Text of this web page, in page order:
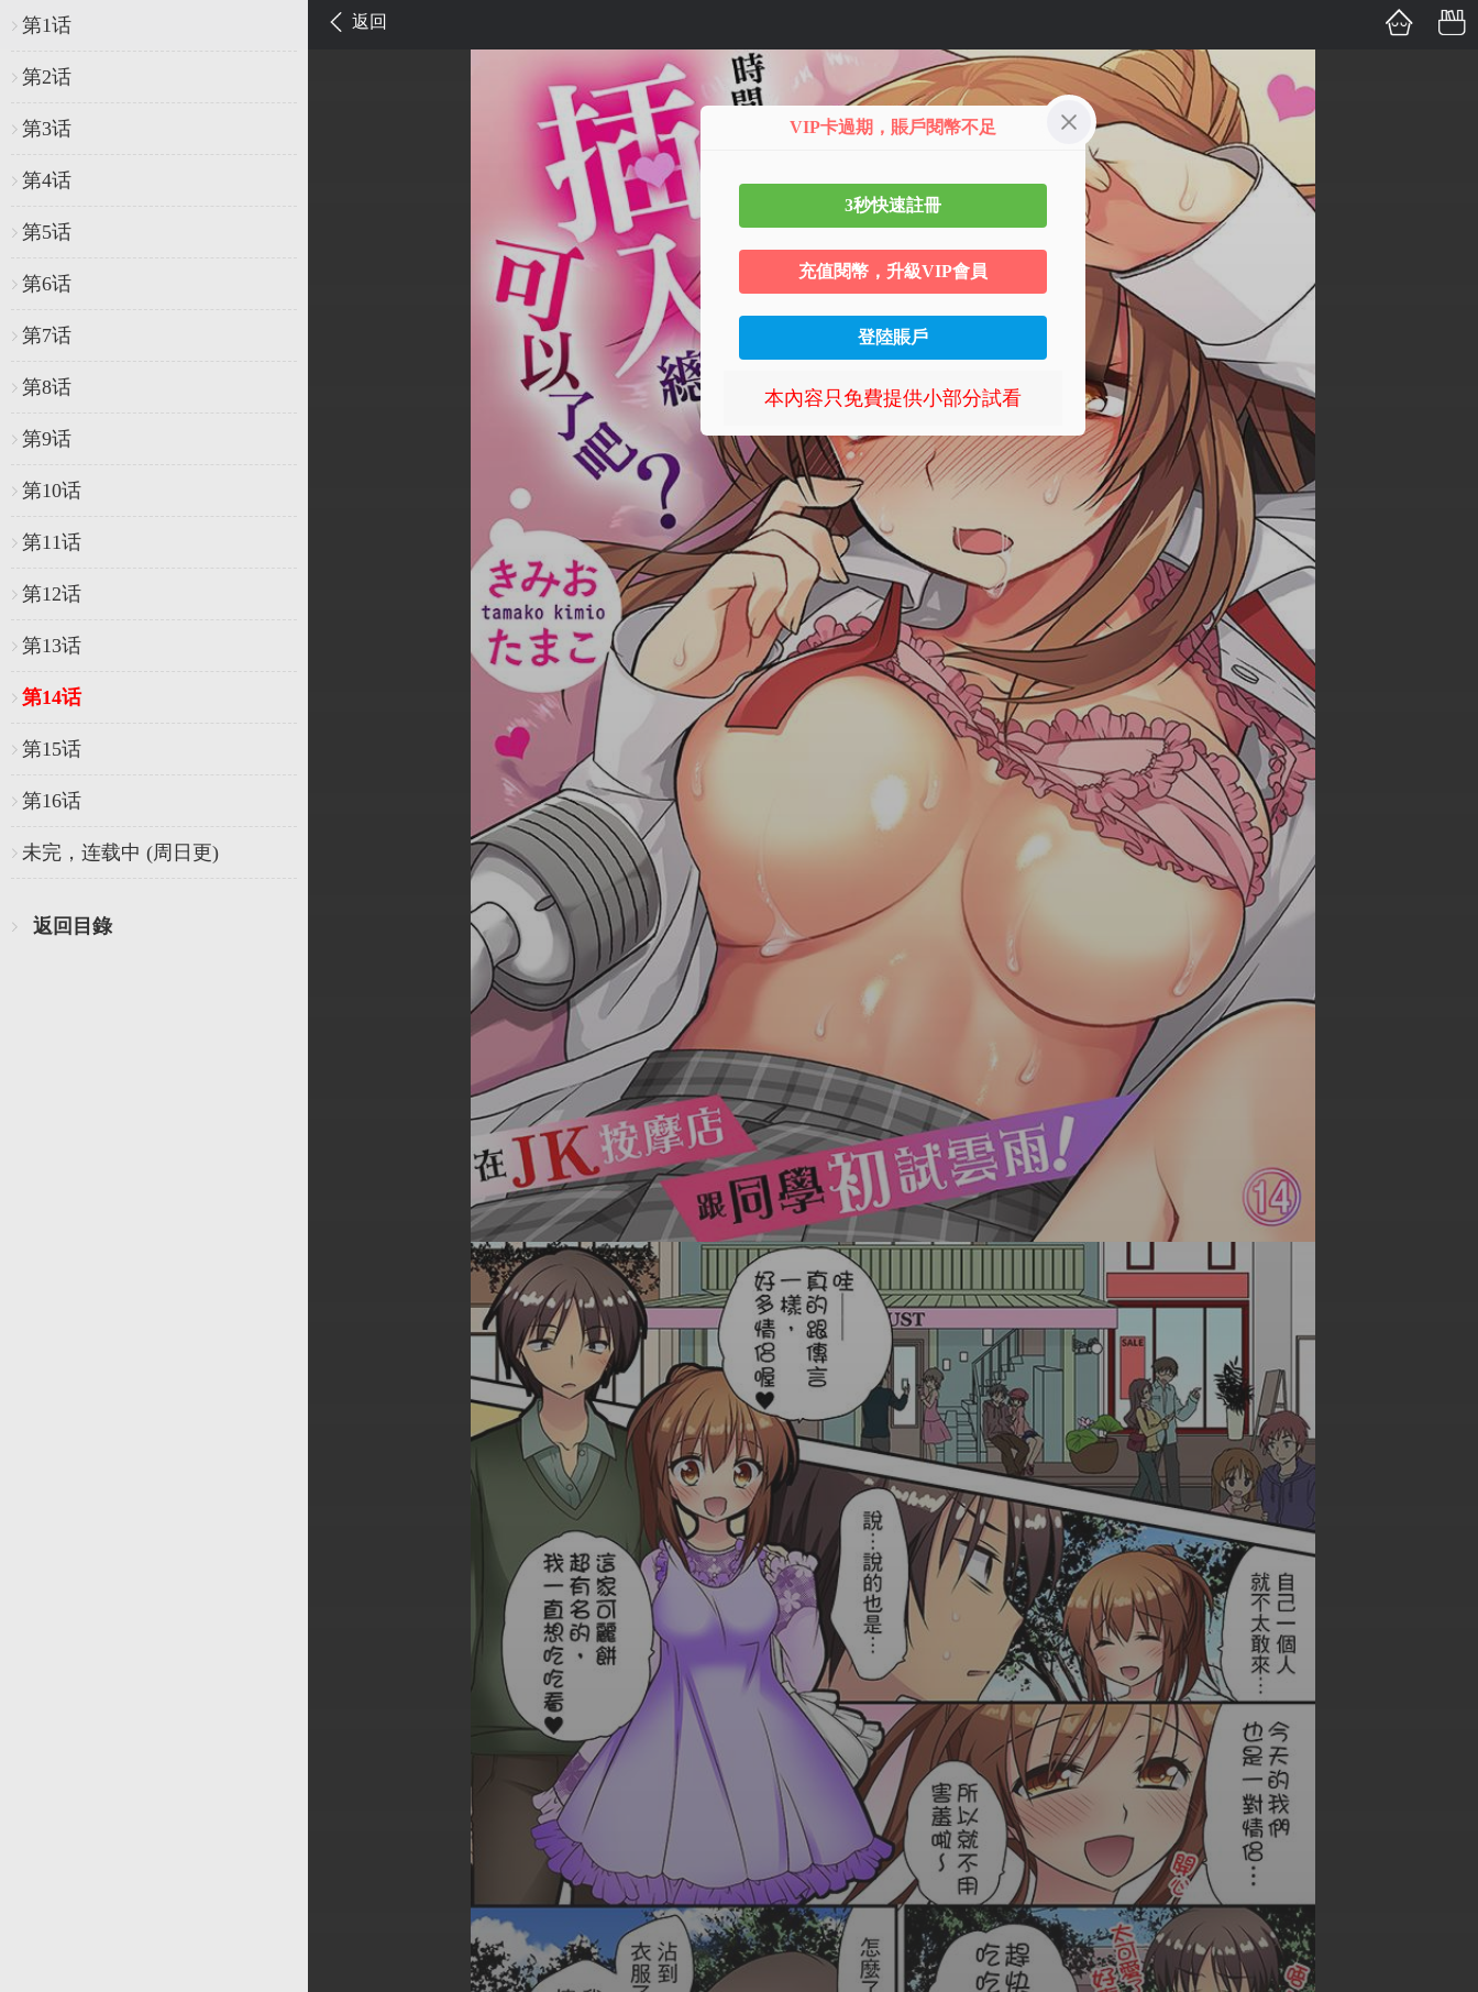
返回
VIP卡過期，賬戶閱幣不足
3秒快速註冊
充值閱幣，升級VIP會員
登陸賬戶
本內容只免費提供小部分試看
第1话
第2话
第3话
第4话
第5话
第6话
第7话
第8话
第9话
第10话
第11话
第12话
第13话
第14话
第15话
第16话
未完，连载中 (周日更)
返回目錄